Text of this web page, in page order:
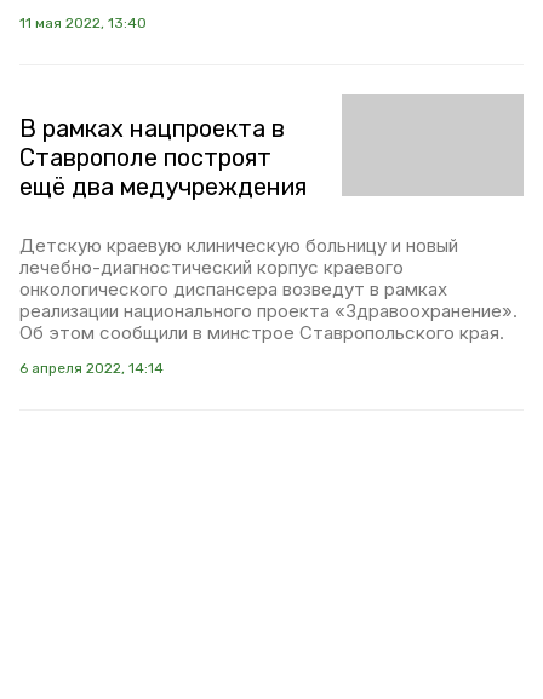
11 мая 2022, 13:40
В рамках нацпроекта в
Ставрополе построят
ещё два медучреждения
Детскую краевую клиническую больницу и новый
лечебно-диагностический корпус краевого
онкологического диспансера возведут в рамках
реализации национального проекта «Здравоохранение».
Об этом сообщили в минстрое Ставропольского края.
6 апреля 2022, 14:14